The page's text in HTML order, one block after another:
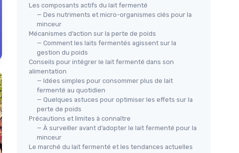
Les composants actifs du lait fermenté
— Des nutriments et micro-organismes clés pour la
minceur
Mécanismes d’action sur la perte de poids
— Comment les laits fermentés agissent sur la
gestion du poids
Conseils pour intégrer le lait fermenté dans son
alimentation
— Idées simples pour consommer plus de lait
fermenté au quotidien
— Quelques astuces pour optimiser les effets sur la
perte de poids
Précautions et limites à connaître
— À surveiller avant d’adopter le lait fermenté pour la
minceur
Le marché du lait fermenté et les tendances actuelles